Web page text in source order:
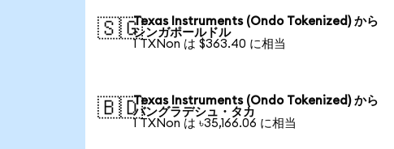
🇸🇬Texas Instruments (Ondo Tokenized) から
シンガポールドル
1 TXNon は $363.40 に相当
🇧🇩Texas Instruments (Ondo Tokenized) から
バングラデシュ・タカ
1 TXNon は ৳35,166.06 に相当